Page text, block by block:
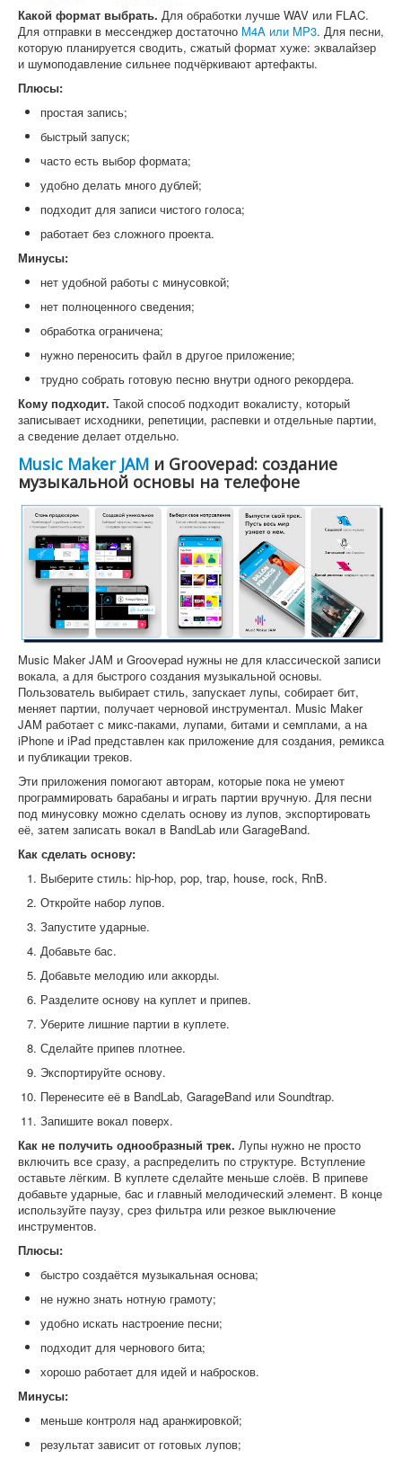
Какой формат выбрать. Для обработки лучше WAV или FLAC.
Для отправки в мессенджер достаточно M4A или MP3. Для песни,
которую планируется сводить, сжатый формат хуже: эквалайзер
и шумоподавление сильнее подчёркивают артефакты.
Плюсы:
простая запись;
быстрый запуск;
часто есть выбор формата;
удобно делать много дублей;
подходит для записи чистого голоса;
работает без сложного проекта.
Минусы:
нет удобной работы с минусовкой;
нет полноценного сведения;
обработка ограничена;
нужно переносить файл в другое приложение;
трудно собрать готовую песню внутри одного рекордера.
Кому подходит. Такой способ подходит вокалисту, который
записывает исходники, репетиции, распевки и отдельные партии,
а сведение делает отдельно.
Music Maker JAM и Groovepad: создание
музыкальной основы на телефоне
Music Maker JAM и Groovepad нужны не для классической записи
вокала, а для быстрого создания музыкальной основы.
Пользователь выбирает стиль, запускает лупы, собирает бит,
меняет партии, получает черновой инструментал. Music Maker
JAM работает с микс-паками, лупами, битами и семплами, а на
iPhone и iPad представлен как приложение для создания, ремикса
и публикации треков.
Эти приложения помогают авторам, которые пока не умеют
программировать барабаны и играть партии вручную. Для песни
под минусовку можно сделать основу из лупов, экспортировать
её, затем записать вокал в BandLab или GarageBand.
Как сделать основу:
Выберите стиль: hip-hop, pop, trap, house, rock, RnB.
Откройте набор лупов.
Запустите ударные.
Добавьте бас.
Добавьте мелодию или аккорды.
Разделите основу на куплет и припев.
Уберите лишние партии в куплете.
Сделайте припев плотнее.
Экспортируйте основу.
Перенесите её в BandLab, GarageBand или Soundtrap.
Запишите вокал поверх.
Как не получить однообразный трек. Лупы нужно не просто
включить все сразу, а распределить по структуре. Вступление
оставьте лёгким. В куплете сделайте меньше слоёв. В припеве
добавьте ударные, бас и главный мелодический элемент. В конце
используйте паузу, срез фильтра или резкое выключение
инструментов.
Плюсы:
быстро создаётся музыкальная основа;
не нужно знать нотную грамоту;
удобно искать настроение песни;
подходит для чернового бита;
хорошо работает для идей и набросков.
Минусы:
меньше контроля над аранжировкой;
результат зависит от готовых лупов;